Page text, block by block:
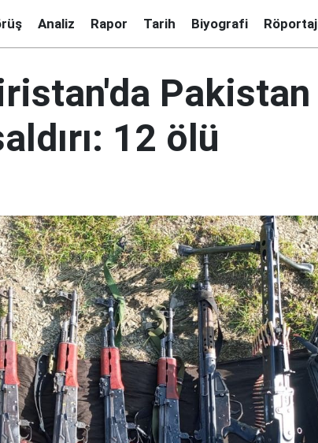
Analiz Rapor Tarih Biyografi Röportaj
Pakistan
12 ölü